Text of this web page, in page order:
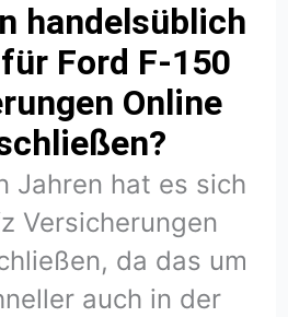
handelsüblich
Ford F-150
Online
Jahren hat es sich
Versicherungen
da das um
auch in der